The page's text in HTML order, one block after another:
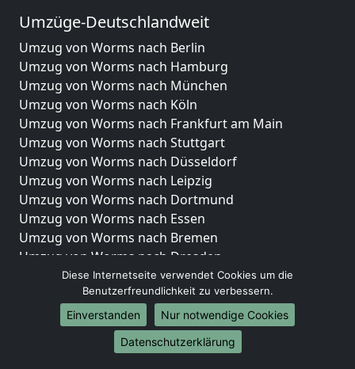
Umzüge-Deutschlandweit
Umzug von Worms nach Berlin
Umzug von Worms nach Hamburg
Umzug von Worms nach München
Umzug von Worms nach Köln
Umzug von Worms nach Frankfurt am Main
Umzug von Worms nach Stuttgart
Umzug von Worms nach Düsseldorf
Umzug von Worms nach Leipzig
Umzug von Worms nach Dortmund
Umzug von Worms nach Essen
Umzug von Worms nach Bremen
Umzug von Worms nach Dresden
Umzug von Worms nach Hannover
Umzug von Worms nach Nürnberg
Umzug von Worms nach Duisburg
Umzug von Worms nach Bochum
Umzug von Worms nach Wuppertal
Diese Internetseite verwendet Cookies um die
Benutzerfreundlichkeit zu verbessern.
Einverstanden
Nur notwendige Cookies
Datenschutzerklärung